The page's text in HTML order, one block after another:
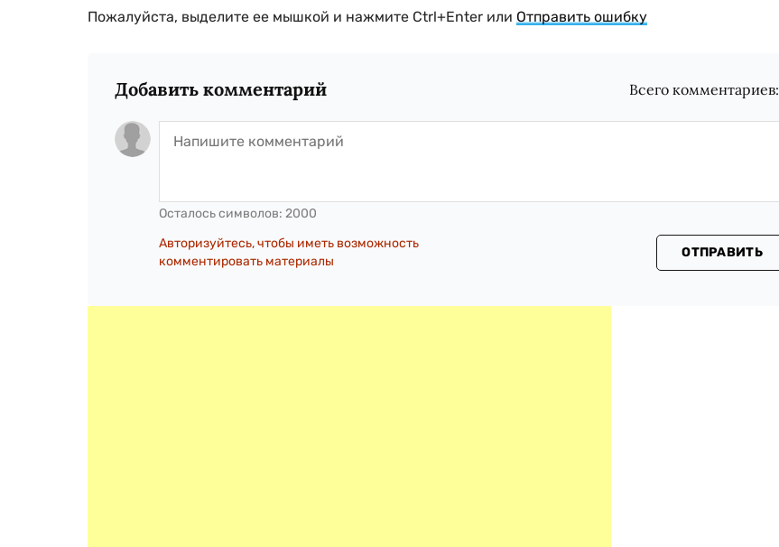
Пожалуйста, выделите ее мышкой и нажмите Ctrl+Enter или Отправить ошибку
Добавить комментарий Всего комментариев:
Осталось символов: 2000
Авторизуйтесь, чтобы иметь возможность
комментировать материалы
ОТПРАВИТЬ